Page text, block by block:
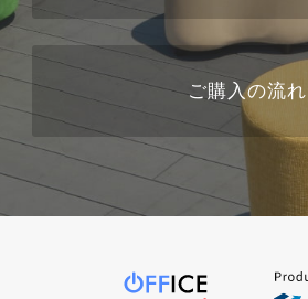
ご購入の流れ